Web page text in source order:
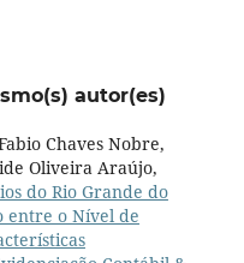
autor(es)
Chaves Nobre,
Oliveira Araújo,
do Rio Grande do
entre o Nível de